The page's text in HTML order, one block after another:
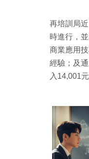
再培訓局
時進行，
商業應用
經驗；及
入14,001